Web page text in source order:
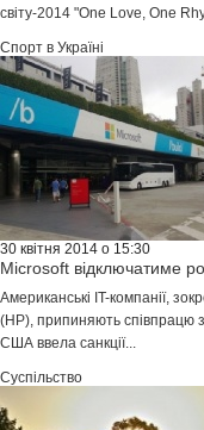
світу-2014 "One Love, One
Спорт в Україні
30 квітня 2014 о 15:30
Microsoft відключатиме
Американські IT-компанії,
(HP), припиняють співпрацю
США ввела санкції...
Суспільство